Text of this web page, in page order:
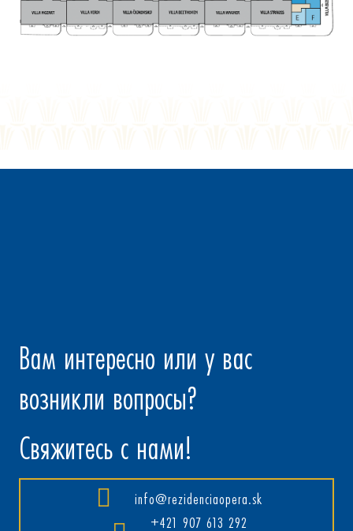
Вам интересно или у вас
возникли вопросы?
Свяжитесь с нами!
info@rezidenciaopera.sk
+421 907 613 292